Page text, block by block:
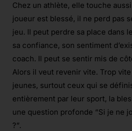
Chez un athlète, elle touche
joueur est blessé, il ne perd pas
jeu. Il peut perdre sa place dans
sa confiance, son sentiment
coach. Il peut se sentir mis de
Alors il veut revenir vite. Trop
jeunes, surtout ceux qui se
entièrement par leur sport, la
une question profonde “Si je ne
?”.